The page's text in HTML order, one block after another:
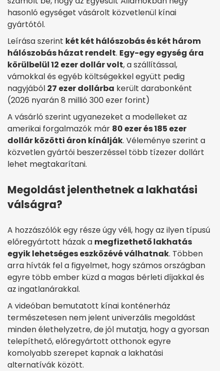
hasonló egységet vásárolt közvetlenül kínai
gyártótól.
Leírása szerint két két hálószobás és két három
hálószobás házat rendelt. Egy-egy egység ára
körülbelül 12 ezer dollár volt, a szállítással,
vámokkal és egyéb költségekkel együtt pedig
nagyjából 27 ezer dollárba került darabonként
(2026 nyarán 8 millió 300 ezer forint)
A vásárló szerint ugyanezeket a modelleket az
amerikai forgalmazók már 80 ezer és 185 ezer
dollár közötti áron kínálják. Véleménye szerint a
közvetlen gyártói beszerzéssel több tízezer dollárt
lehet megtakarítani.
Megoldást jelenthetnek a lakhatási
válságra?
A hozzászólók egy része úgy véli, hogy az ilyen típusú
előregyártott házak a megfizethető lakhatás
egyik lehetséges eszközévé válhatnak. Többen
arra hívták fel a figyelmet, hogy számos országban
egyre több ember küzd a magas bérleti díjakkal és
az ingatlanárakkal.
A videóban bemutatott kínai konténerház
természetesen nem jelent univerzális megoldást
minden élethelyzetre, de jól mutatja, hogy a gyorsan
telepíthető, előregyártott otthonok egyre
komolyabb szerepet kapnak a lakhatási
alternatívák között.